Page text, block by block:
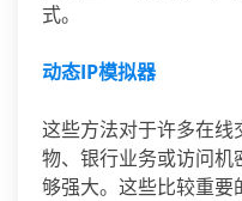
式。
动态IP模拟器
这些方法对于许多在线
物、银行业务或访问机
够强大。这些比较重要